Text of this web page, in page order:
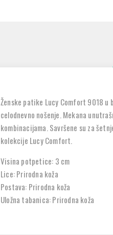
Ženske patike Lucy Comfort 9018
celodnevno nošenje. Mekana
kombinacijama. Savršene su za
kolekcije Lucy Comfort.
Visina potpetice: 3 cm
Lice: Prirodna koža
Postava: Prirodna koža
Uložna tabanica: Prirodna koža